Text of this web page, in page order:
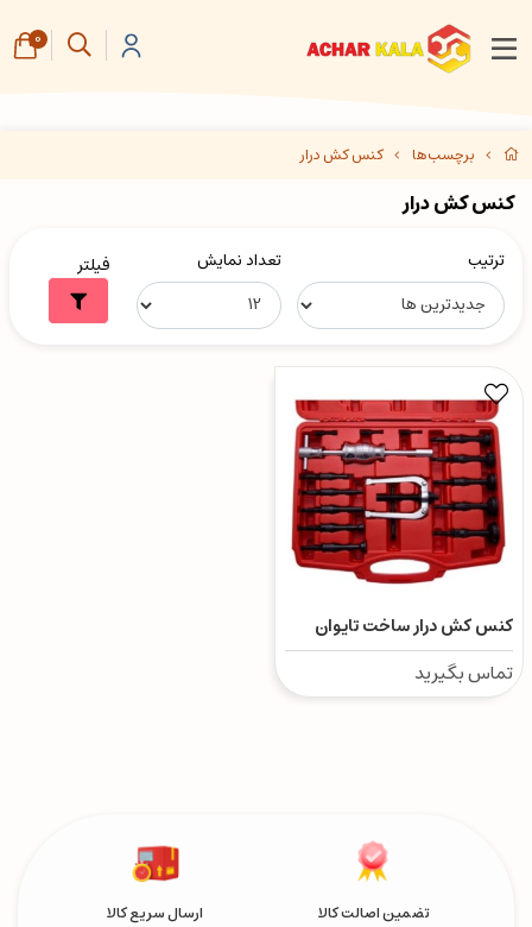
برچسب‌ها کنس کش درار
کنس کش درار
ترتیب تعداد نمایش فیلتر
کنس کش درار ساخت تایوان
تماس بگیرید
تضمین اصالت کالا ارسال سریع کالا
0